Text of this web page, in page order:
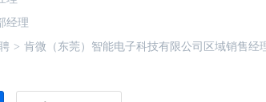
经理
> 肯微（东莞）智能电子科技有限公司区域销售经